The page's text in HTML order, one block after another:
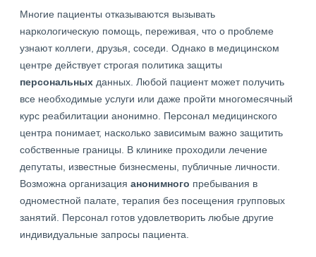
Многие пациенты отказываются вызывать
наркологическую помощь, переживая, что о проблеме
узнают коллеги, друзья, соседи. Однако в медицинском
центре действует строгая политика защиты
персональных данных. Любой пациент может получить
все необходимые услуги или даже пройти многомесячный
курс реабилитации анонимно. Персонал медицинского
центра понимает, насколько зависимым важно защитить
собственные границы. В клинике проходили лечение
депутаты, известные бизнесмены, публичные личности.
Возможна организация анонимного пребывания в
одноместной палате, терапия без посещения групповых
занятий. Персонал готов удовлетворить любые другие
индивидуальные запросы пациента.